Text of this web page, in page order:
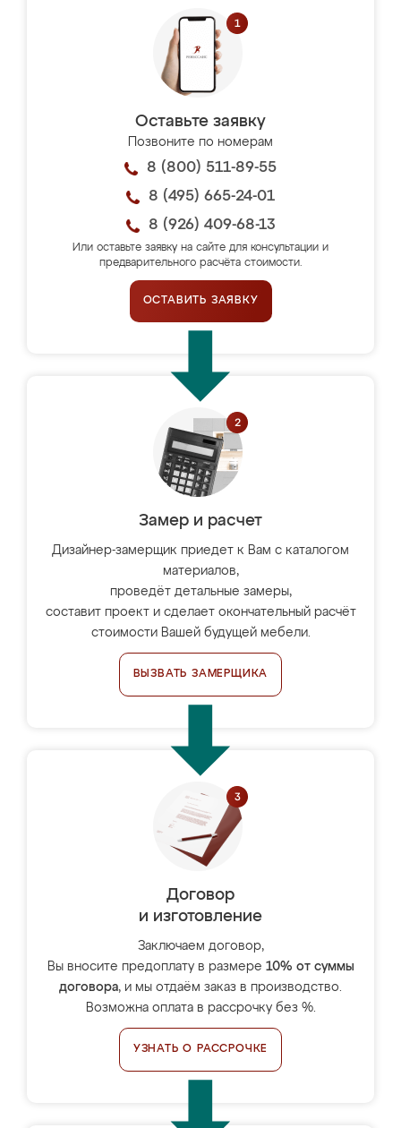
Оставьте заявку
Позвоните по номерам
8 (800) 511-89-55
8 (495) 665-24-01
8 (926) 409-68-13
Или оставьте заявку на сайте для консультации и
предварительного расчёта стоимости.
ОСТАВИТЬ ЗАЯВКУ
Замер и расчет
Дизайнер-замерщик приедет к Вам с каталогом
материалов,
проведёт детальные замеры,
составит проект и сделает окончательный расчёт
стоимости Вашей будущей мебели.
ВЫЗВАТЬ ЗАМЕРЩИКА
Договор
и изготовление
Заключаем договор,
Вы вносите предоплату в размере 10% от суммы
договора, и мы отдаём заказ в производство.
Возможна оплата в рассрочку без %.
УЗНАТЬ О РАССРОЧКЕ